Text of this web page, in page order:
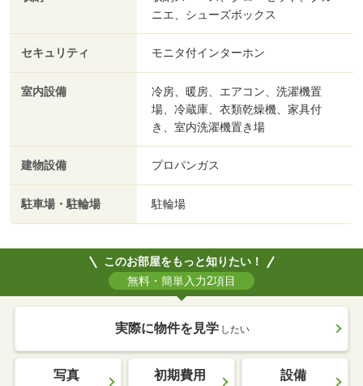
ニエ、シューズボックス
セキュリティ モニタ付インターホン
室内設備
冷房、暖房、エアコン、洗濯機置
場、冷蔵庫、衣類乾燥機、家具付
き、室内洗濯機置き場
建物設備 プロパンガス
駐車場・駐輪場 駐輪場
このお部屋をもっと知りたい！
無料・簡単入力2項目
実際に物件を見学 したい
写真 初期費用 設備